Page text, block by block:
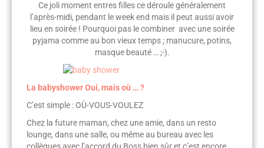
Ce joli moment entres filles ce déroule généralement
l’après-midi, pendant le week end mais il peut aussi avoir
lieu en soirée ! Pourquoi pas le combiner avec une soirée
pyjama comme au bon vieux temps ; manucure, potins,
masque beauté … ;-).
La babyshower Oui, mais où … ?
C’est simple : OÙ-VOUS-VOULEZ
Chez la future maman, chez une amie, dans un resto
lounge, dans une salle, ou même au bureau avec les